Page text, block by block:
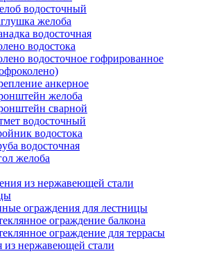
водосточный
желоба
водосточная
водостока
водосточное гофрированное
анкерное
желоба
сварной
водосточный
водостока
водосточная
желоба
из нержавеющей стали
ограждения для лестницы
ограждение балкона
ограждение для террасы
из нержавеющей стали